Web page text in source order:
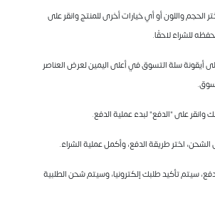
الحجم واللون أو أي خيارات أخرى للمنتج وانقر على
للشراء لاحقًا.
أيقونة سلة التسوق في أعلى اليمين لعرض العناصر
وانقر على "الدفع" لبدء عملية الدفع.
اختر طريقة الدفع، وأكمل عملية الشراء.
سيتم تأكيد طلبك إلكترونيا، وسيتم شحن الطلبية